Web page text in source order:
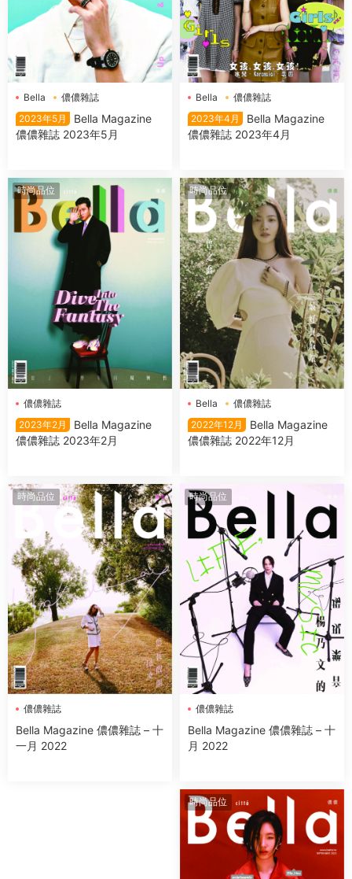
Bella
儂儂雜誌
2023年5月
Bella Magazine
儂儂雜誌 2023年5月
Bella
儂儂雜誌
2023年4月
Bella Magazine
儂儂雜誌 2023年4月
時尚品位
儂儂雜誌
2023年2月
Bella Magazine
儂儂雜誌 2023年2月
時尚品位
Bella
儂儂雜誌
2022年12月
Bella Magazine
儂儂雜誌 2022年12月
時尚品位
儂儂雜誌
Bella Magazine 儂儂雜誌 – 十
一月 2022
時尚品位
儂儂雜誌
Bella Magazine 儂儂雜誌 – 十
月 2022
時尚品位